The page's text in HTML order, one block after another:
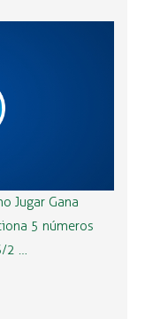
Jugar Gana
5 números
2 …